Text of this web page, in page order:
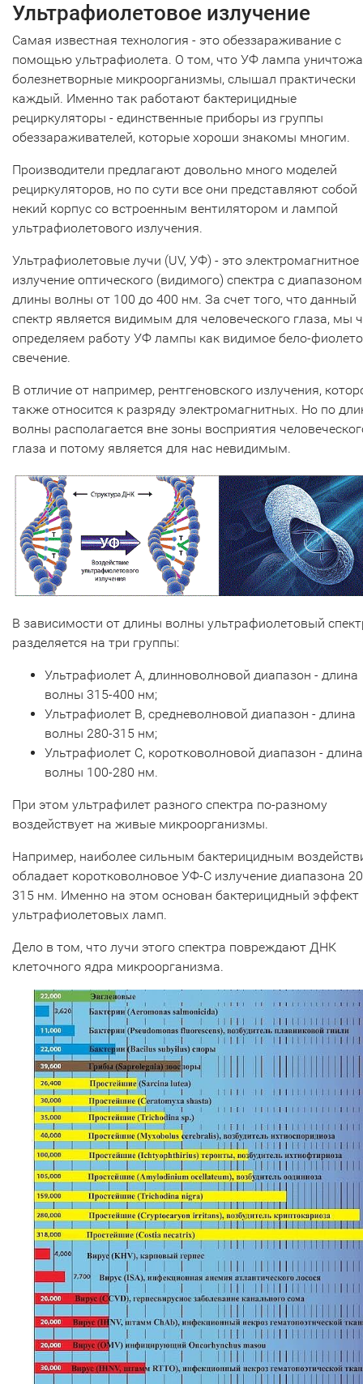
Ультрафиолетовое излучение
Самая известная технология - это обеззараживание с
помощью ультрафиолета. О том, что УФ лампа
болезнетворные микроорганизмы, слышал практически
каждый. Именно так работают бактерицидные
рециркуляторы - единственные приборы из группы
обеззараживателей, которые хороши знакомы многим.
Производители предлагают довольно много моделей
рециркуляторов, но по сути все они представляют собой
некий корпус со встроенным вентилятором и лампой
ультрафиолетового излучения.
Ультрафиолетовые лучи (UV, УФ) - это электромагнитное
излучение оптического (видимого) спектра с диапазоном
длины волны от 100 до 400 нм. За счет того, что данный
спектр является видимым для человеческого глаза, мы
определяем работу УФ лампы как видимое бело-
свечение.
В отличие от например, рентгеновского излучения,
также относится к разряду электромагнитных. Но по
волны располагается вне зоны восприятия
глаза и потому является для нас невидимым.
В зависимости от длины волны ультрафиолетовый
разделяется на три группы:
Ультрафиолет А, длинноволновой диапазон - длина
волны 315-400 нм;
Ультрафиолет В, средневолновой диапазон - длина
волны 280-315 нм;
Ультрафиолет С, коротковолновой диапазон - длина
волны 100-280 нм.
При этом ультрафилет разного спектра по-разному
воздействует на живые микроорганизмы.
Например, наиболее сильным бактерицидным
обладает коротковолновое УФ-С излучение диапазона
315 нм. Именно на этом основан бактерицидный эффект
ультрафиолетовых ламп.
Дело в том, что лучи этого спектра повреждают ДНК
клеточного ядра микроорганизма.